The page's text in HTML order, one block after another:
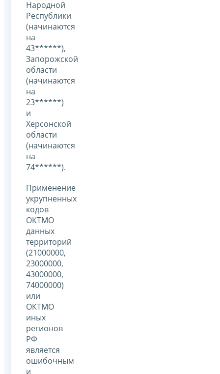
Народной
Республики
(начинаются
на
43******),
Запорожской
области
(начинаются
на
23******)
и
Херсонской
области
(начинаются
на
74******).
Применение
укрупненных
кодов
ОКТМО
данных
территорий
(21000000,
23000000,
43000000,
74000000)
или
ОКТМО
иных
регионов
РФ
является
ошибочным
и